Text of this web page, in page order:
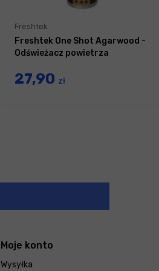
Freshtek
Freshtek One Shot Agarwood -
Odświeżacz powietrza
27,90 zł
Moje konto
Wysyłka